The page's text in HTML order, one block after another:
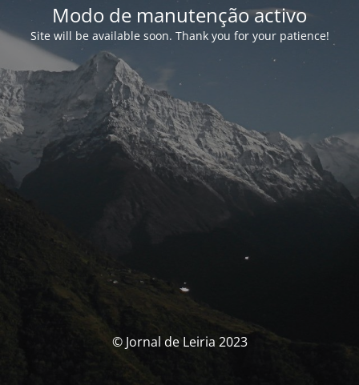
Modo de manutenção activo
Site will be available soon. Thank you for your patience!
© Jornal de Leiria 2023